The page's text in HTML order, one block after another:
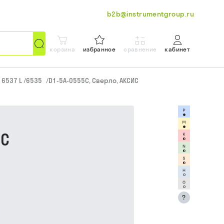
b2b@instrumentgroup.ru
корзина избранное сравнение кабинет
6537 L /6535 /D1-5A-0555C, Сверло, АКСИС
?